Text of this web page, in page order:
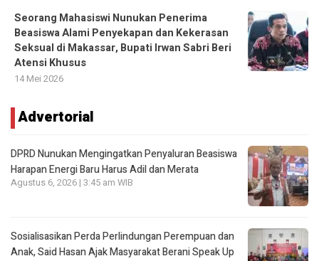
Seorang Mahasiswi Nunukan Penerima
Beasiswa Alami Penyekapan dan Kekerasan
Seksual di Makassar, Bupati Irwan Sabri Beri
Atensi Khusus
14 Mei 2026
Advertorial
DPRD Nunukan Mengingatkan Penyaluran Beasiswa
Harapan Energi Baru Harus Adil dan Merata
Agustus 6, 2026 | 3:45 am WIB
Sosialisasikan Perda Perlindungan Perempuan dan
Anak, Said Hasan Ajak Masyarakat Berani Speak Up